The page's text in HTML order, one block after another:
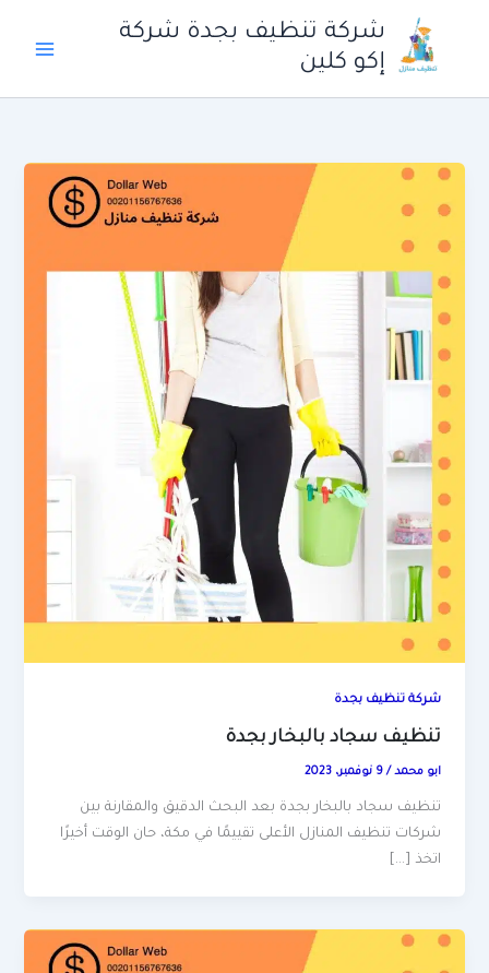
المحتوى
شركة تنظيف بجدة شركة
إكو كلين
شركة تنظيف بجدة
تنظيف سجاد بالبخار بجدة
ابو محمد/9 نوفمبر، 2023
تنظيف سجاد بالبخار بجدة بعد البحث الدقيق والمقارنة بين
شركات تنظيف المنازل الأعلى تقييمًا في مكة، حان الوقت أخيرًا
اتخذ […]